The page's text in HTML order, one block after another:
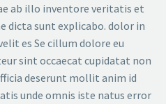
ab illo inventore veritatis et
dicta sunt explicabo. dolor in
es Se cillum dolore eu
sint occaecat cupidatat non
deserunt mollit anim id
unde omnis iste natus error